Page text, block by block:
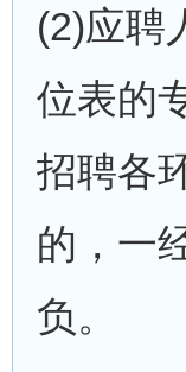
(2)应聘
位表的
招聘各
的，一
负。